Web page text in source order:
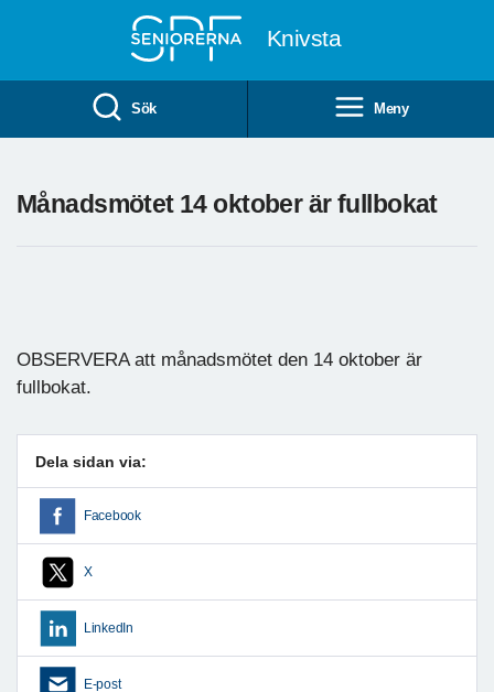
Knivsta
Sök Meny
Månadsmötet 14 oktober är fullbokat
OBSERVERA att månadsmötet den 14 oktober är
fullbokat.
Dela sidan via:
Facebook
X
LinkedIn
E-post